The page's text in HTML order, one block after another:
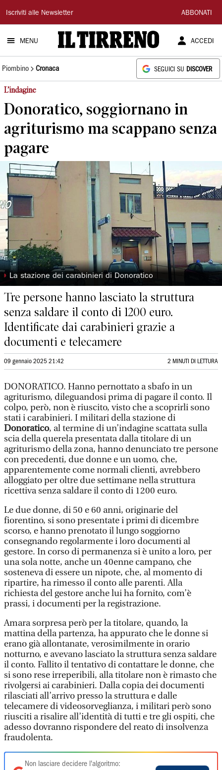
Il
Tirreno
Iscriviti alle Newsletter ABBONATI
MENU ACCEDI
Piombino Cronaca SEGUICI SU DISCOVER
L’indagine
Donoratico, soggiornano in
agriturismo ma scappano senza
pagare
◗ La stazione dei carabinieri di Donoratico
Tre persone hanno lasciato la struttura
senza saldare il conto di 1200 euro.
Identificate dai carabinieri grazie a
documenti e telecamere
09 gennaio 2025 21:42 2 MINUTI DI LETTURA
DONORATICO. Hanno pernottato a sbafo in un
agriturismo, dileguandosi prima di pagare il conto. Il
colpo, però, non è riuscito, visto che a scoprirli sono
stati i carabinieri. I militari della stazione di
Donoratico, al termine di un’indagine scattata sulla
scia della querela presentata dalla titolare di un
agriturismo della zona, hanno denunciato tre persone
con precedenti, due donne e un uomo, che,
apparentemente come normali clienti, avrebbero
alloggiato per oltre due settimane nella struttura
ricettiva senza saldare il conto di 1200 euro.
Le due donne, di 50 e 60 anni, originarie del
fiorentino, si sono presentate i primi di dicembre
scorso, e hanno prenotato il lungo soggiorno
consegnando regolarmente i loro documenti al
gestore. In corso di permanenza si è unito a loro, per
una sola notte, anche un 40enne campano, che
sosteneva di essere un nipote, che, al momento di
ripartire, ha rimesso il conto alle parenti. Alla
richiesta del gestore anche lui ha fornito, com’è
prassi, i documenti per la registrazione.
Amara sorpresa però per la titolare, quando, la
mattina della partenza, ha appurato che le donne si
erano già allontanate, verosimilmente in orario
notturno, e avevano lasciato la struttura senza saldare
il conto. Fallito il tentativo di contattare le donne, che
si sono rese irreperibili, alla titolare non è rimasto che
rivolgersi ai carabinieri. Dalla copia dei documenti
rilasciati all’arrivo presso la struttura e dalle
telecamere di videosorveglianza, i militari però sono
riusciti a risalire all’identità di tutti e tre gli ospiti, che
adesso dovranno rispondere del reato di insolvenza
fraudolenta.
Non lasciare decidere l'algoritmo: